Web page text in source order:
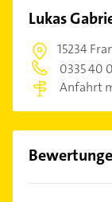
Lukas
15234
0335 40
Anfahrt